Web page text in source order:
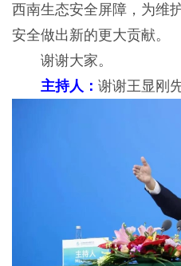
西南生态安全屏障，为维
安全做出新的更大贡献。
谢谢大家。
主持人： 谢谢王显刚